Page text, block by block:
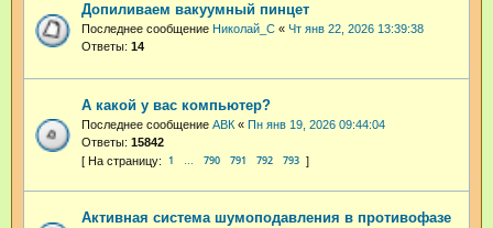
Допиливаем вакуумный пинцет
Последнее сообщение Николай_С « Чт янв 22, 2026 13:39:38
Ответы: 14
А какой у вас компьютер?
Последнее сообщение АВК « Пн янв 19, 2026 09:44:04
Ответы: 15842
1 … 790 791 792 793
Активная система шумоподавления в противофазе